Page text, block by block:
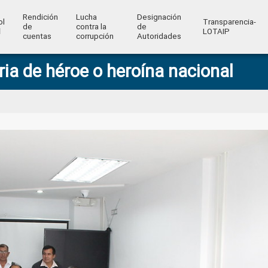
Rendición
de
cuentas
Lucha
contra la
corrupción
Designación
de
Autoridades
Transparencia-
LOTAIP
de héroe o heroína nacional